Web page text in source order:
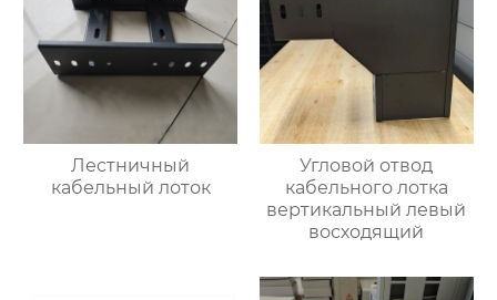
Лестничный
кабельный лоток
Угловой отвод
кабельного лотка
вертикальный левый
восходящий